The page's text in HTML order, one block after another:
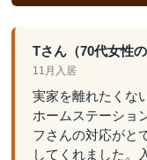
Tさん（70代女性
11月入居
実家を離れたくな
ホームステーショ
フさんの対応がと
してくれました。